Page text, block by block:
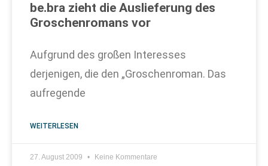
be.bra zieht die Auslieferung des
Groschenromans vor
Aufgrund des großen Interesses
derjenigen, die den „Groschenroman. Das
aufregende
WEITERLESEN
27. August 2009 Keine Kommentare